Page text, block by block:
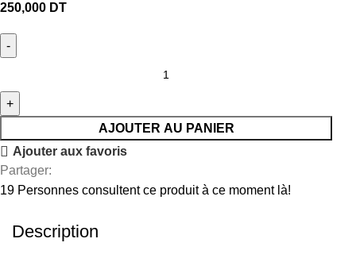
250,000 DT
AJOUTER AU PANIER
Ajouter aux favoris
Partager:
19 Personnes consultent ce produit à ce moment là!
Description